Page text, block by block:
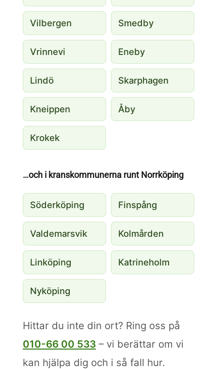
Vilbergen Smedby
Vrinnevi Eneby
Lindö Skarphagen
Kneippen Åby
Krokek
…och i kranskommunerna runt Norrköping
Söderköping Finspång
Valdemarsvik Kolmården
Linköping Katrineholm
Nyköping
Hittar du inte din ort? Ring oss på
010-66 00 533 – vi berättar om vi
kan hjälpa dig och i så fall hur.